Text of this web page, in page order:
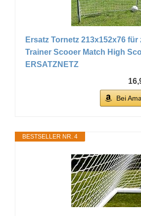
Ersatz Tornetz 213x152x76 für
Trainer Scooer Match High
ERSATZNETZ
Bei
BESTSELLER NR. 4